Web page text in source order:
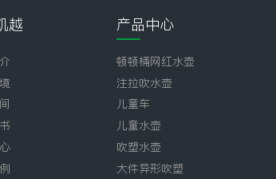
越 产品中心
顿顿桶网红水壶
注拉吹水壶
儿童车
儿童水壶
吹塑水壶
大件异形吹塑